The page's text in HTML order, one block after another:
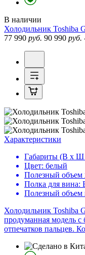
В наличии
Холодильник Toshiba
77 990 руб. 90 990 руб.
Характеристики
Габариты (В х Ш
Цвет: белый
Полезный объем
Полка для вина:
Полезный объем
Холодильник Toshiba
продуманная модель
отпечатков пальцев.